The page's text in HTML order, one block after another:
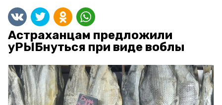
Астраханцам предложили
уРЫБнуться при виде воблы